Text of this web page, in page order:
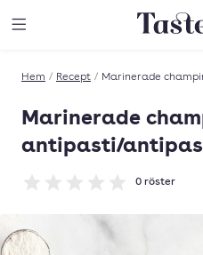
Till
Hem / Recept / Marinerade
Marinerade
antipasti/
Betyg: 0 av 5
0 röster